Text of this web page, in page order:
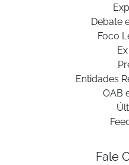
Debate
Foco
Entidades
OAB
Fale